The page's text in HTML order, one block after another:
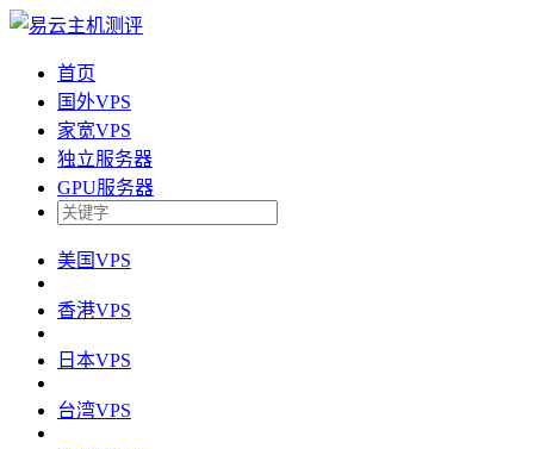
首页
国外VPS
家宽VPS
独立服务器
GPU服务器
美国VPS
香港VPS
日本VPS
台湾VPS